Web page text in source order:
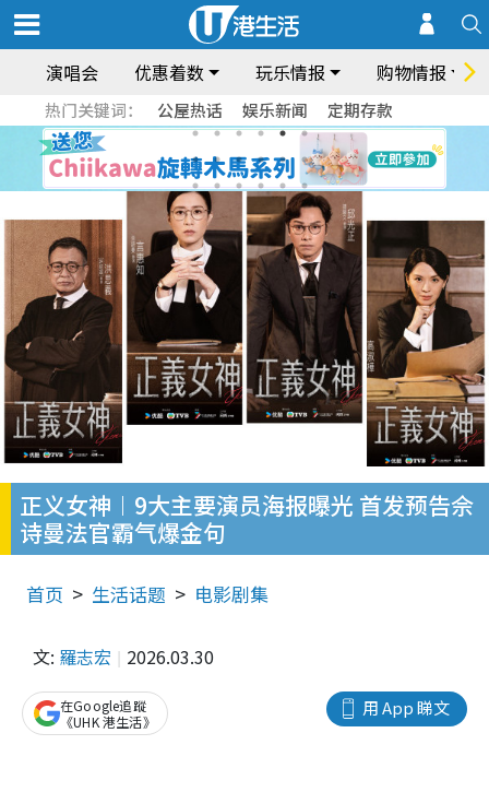
演唱会 优惠着数 玩乐情报 购物情报
热门关键词： 公屋热话 娱乐新闻 定期存款
正义女神︱9大主要演员海报曝光 首发预告佘
诗曼法官霸气爆金句
首页 生活话题 电影剧集
文: 羅志宏 2026.03.30
用 App 睇文
在Google追蹤
《UHK 港生活》